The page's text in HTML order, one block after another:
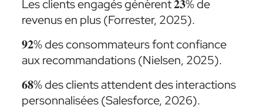
Les clients engagés génèrent 𝟐𝟑% de
revenus en plus (Forrester, 2025).
𝟗𝟐% des consommateurs font confiance
aux recommandations (Nielsen, 2025).
𝟔𝟖% des clients attendent des interactions
personnalisées (Salesforce, 2026).